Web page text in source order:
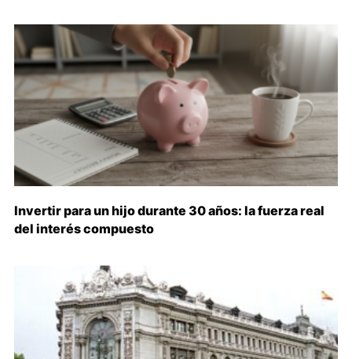
Invertir para un hijo durante 30 años: la fuerza real
del interés compuesto